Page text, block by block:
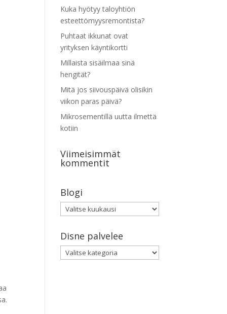
Kuka hyötyy taloyhtiön
esteettömyysremontista?
Puhtaat ikkunat ovat
yrityksen käyntikortti
Millaista sisäilmaa sinä
hengität?
Mitä jos siivouspäivä olisikin
viikon paras päivä?
Mikrosementillä uutta ilmettä
kotiin
Viimeisimmät
kommentit
Blogi
Blogi
Disne palvelee
Disne
palvelee